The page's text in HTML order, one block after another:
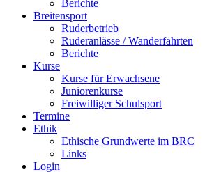
Berichte
Breitensport
Ruderbetrieb
Ruderanlässe / Wanderfahrten
Berichte
Kurse
Kurse für Erwachsene
Juniorenkurse
Freiwilliger Schulsport
Termine
Ethik
Ethische Grundwerte im BRC
Links
Login